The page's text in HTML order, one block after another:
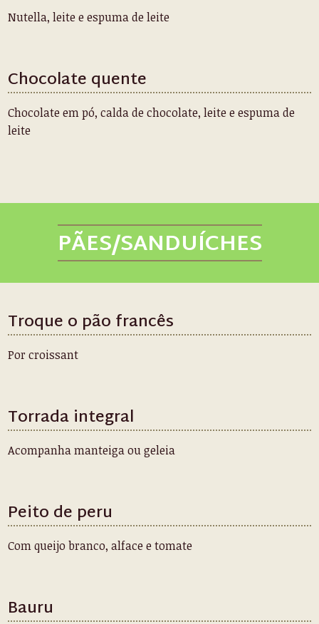
Nutella, leite e espuma de leite
Chocolate quente
Chocolate em pó, calda de chocolate, leite e espuma de
leite
PÃES/SANDUÍCHES
Troque o pão francês
Por croissant
Torrada integral
Acompanha manteiga ou geleia
Peito de peru
Com queijo branco, alface e tomate
Bauru